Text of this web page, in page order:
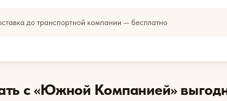
до транспортной компании — бесплатно
с «Южной Компанией»